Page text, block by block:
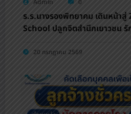
Admin 0
ร.ร.นางรองพิทยาคม เดินหน้า
School ปลูกจิตสำนึกเยาวชน
20 กรกฎาคม 2569